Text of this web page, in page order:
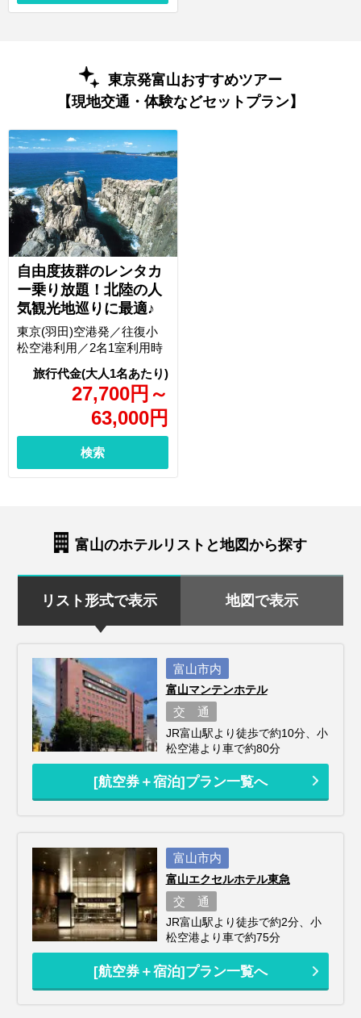
東京発富山おすすめツアー
【現地交通・体験などセットプラン】
自由度抜群のレンタカ
ー乗り放題！北陸の人
気観光地巡りに最適♪
27,700円 ～
63,000円
東京(羽田)空港発／往復小
松空港利用／2名1室利用時
検索
富山のホテルリストと地図から探す
リスト形式で表示 地図で表示
富山市内
富山マンテンホテル
交 通
JR富山駅より徒歩で約10分、小
松空港より車で約80分
[航空券＋宿泊]プラン一覧へ
富山市内
富山エクセルホテル東急
交 通
JR富山駅より徒歩で約2分、小
松空港より車で約75分
[航空券＋宿泊]プラン一覧へ